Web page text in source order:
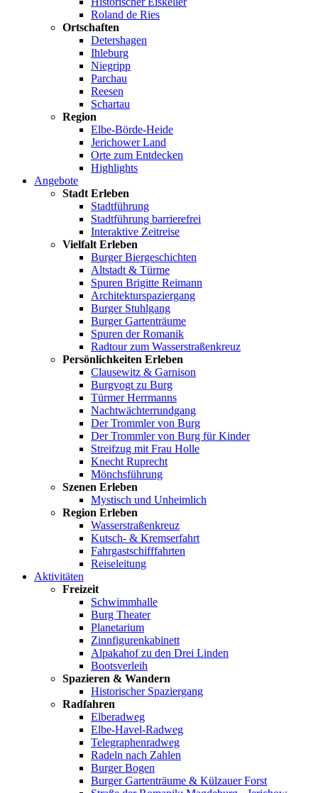
Roland de Ries
Ortschaften
Detershagen
Ihleburg
Niegripp
Parchau
Reesen
Schartau
Region
Elbe-Börde-Heide
Jerichower Land
Orte zum Entdecken
Highlights
Angebote
Stadt Erleben
Stadtführung
Stadtführung barrierefrei
Interaktive Zeitreise
Vielfalt Erleben
Burger Biergeschichten
Altstadt & Türme
Spuren Brigitte Reimann
Architekturspaziergang
Burger Stuhlgang
Burger Gartenträume
Spuren der Romanik
Radtour zum Wasserstraßenkreuz
Persönlichkeiten Erleben
Clausewitz & Garnison
Burgvogt zu Burg
Türmer Herrmanns
Nachtwächterrundgang
Der Trommler von Burg
Der Trommler von Burg für Kinder
Streifzug mit Frau Holle
Knecht Ruprecht
Mönchsführung
Szenen Erleben
Mystisch und Unheimlich
Region Erleben
Wasserstraßenkreuz
Kutsch- & Kremserfahrt
Fahrgastschifffahrten
Reiseleitung
Aktivitäten
Freizeit
Schwimmhalle
Burg Theater
Planetarium
Zinnfigurenkabinett
Alpakahof zu den Drei Linden
Bootsverleih
Spazieren & Wandern
Historischer Spaziergang
Radfahren
Elberadweg
Elbe-Havel-Radweg
Telegraphenradweg
Radeln nach Zahlen
Burger Bogen
Burger Gartenträume & Külzauer Forst